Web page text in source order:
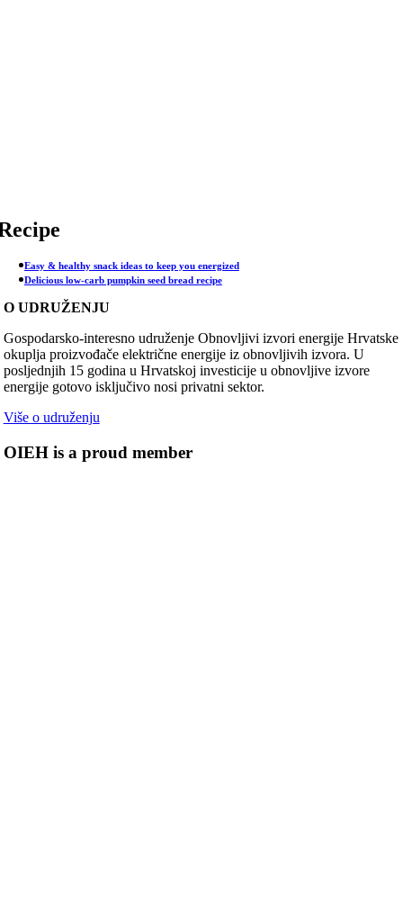
Easy & healthy snack ideas to keep you energized
Delicious low-carb pumpkin seed bread recipe
O UDRUŽENJU
Gospodarsko-interesno udruženje Obnovljivi izvori energije Hrvatske
okuplja proizvođače električne energije iz obnovljivih izvora. U
posljednjih 15 godina u Hrvatskoj investicije u obnovljive izvore
energije gotovo isključivo nosi privatni sektor.
Više o udruženju
OIEH is a proud member